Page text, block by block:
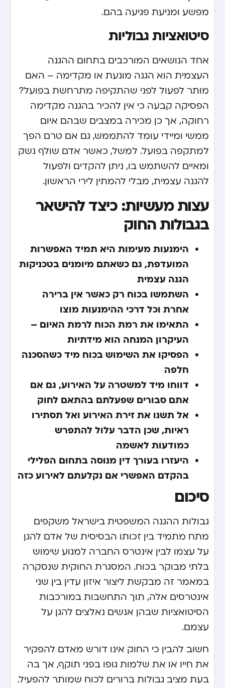
מפשע ומניעת פגיעה בהם.
סיטואציות גבוליות
אחד הנושאים המורכבים בתחום ההגנה
העצמית הוא הגנה מונעת או מקדימה – האם
מותר לפעול לפני שהתקיפה מתרחשת בפועל?
הפסיקה קבעה כי אין להכיר בהגנה מקדימה
רחוקה, אך כן מכירה במצבים שבהם איום
ממשי ומיידי עומד להתממש, גם אם טרם הפך
למתקפה בפועל. למשל, כאשר אדם שולף נשק
ומאיים להשתמש בו, ניתן להקדים ולפעול
להגנה עצמית, מבלי להמתין לירי הראשון.
עצות מעשיות: כיצד להישאר
בגבולות החוק
הימנעות מעימות היא תמיד האפשרות
המועדפת, גם כשאתם מיומנים בטכניקות
הגנה עצמית
השתמשו בכוח רק כאשר אין ברירה
אחרת וכל דרכי ההימנעות מוצו
התאימו את רמת הכוח לרמת האיום –
העיקרון המנחה הוא מידתיות
הפסיקו את השימוש בכוח מיד כשהסכנה
חלפה
דווחו מיד למשטרה על האירוע, גם אם
אתם סבורים שפעלתם בהתאם לחוק
אל תשנו את זירת האירוע ואל תסתירו
ראיות, שכן הדבר עלול להתפרש
כמודעות לאשמה
היעזרו בעורך דין מנוסה בתחום הפלילי
בהקדם האפשרי אם נקלעתם לאירוע כזה
סיכום
גבולות ההגנה המשפטית בישראל משקפים
מתח מתמיד בין זכותו הבסיסית של אדם להגן
על עצמו לבין אינטרס החברה למנוע שימוש
בלתי מבוקר בכוח. המסגרת החוקית שנסקרה
במאמר זה מבקשת ליצור איזון עדין בין שני
אינטרסים אלה, תוך התחשבות במורכבות
הסיטואציות שבהן אנשים נאלצים להגן על
עצמם.
חשוב להבין כי החוק אינו דורש מאדם להפקיר
את חייו או את שלמות גופו בפני תוקף, אך בה
בעת מציב גבולות ברורים לכוח שמותר להפעיל.